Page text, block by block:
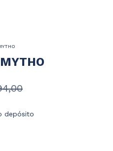
depósito